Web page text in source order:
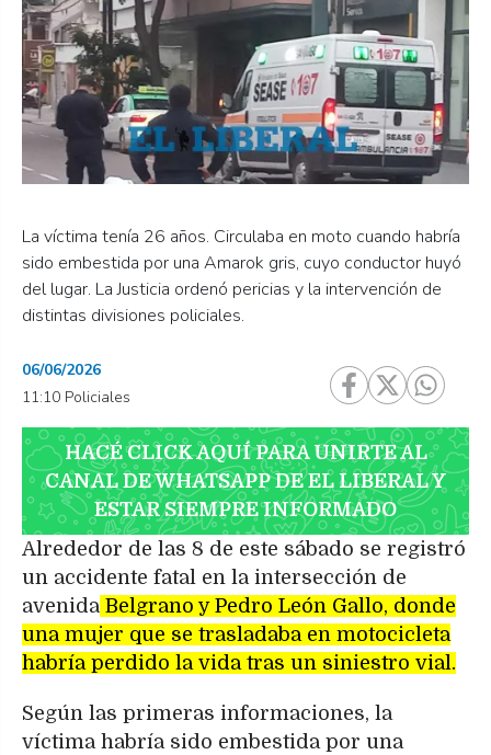
La víctima tenía 26 años. Circulaba en moto cuando habría
sido embestida por una Amarok gris, cuyo conductor huyó
del lugar. La Justicia ordenó pericias y la intervención de
distintas divisiones policiales.
06/06/2026
11:10 Policiales
HACÉ CLICK AQUÍ PARA UNIRTE AL
CANAL DE WHATSAPP DE EL LIBERAL Y
ESTAR SIEMPRE INFORMADO
Alrededor de las 8 de este sábado se registró
un accidente fatal en la intersección de
avenida Belgrano y Pedro León Gallo, donde
una mujer que se trasladaba en motocicleta
habría perdido la vida tras un siniestro vial.
Según las primeras informaciones, la
víctima habría sido embestida por una